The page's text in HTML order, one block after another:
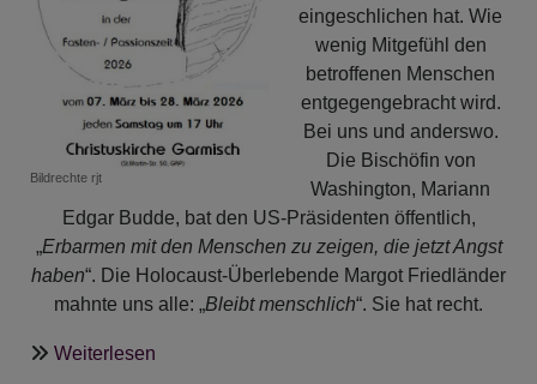
Bildrechte rjt
eingeschlichen hat. Wie
wenig Mitgefühl den
betroffenen Menschen
entgegengebracht wird.
Bei uns und anderswo.
Die Bischöfin von
Washington, Mariann
Edgar Budde, bat den US-Präsidenten öffentlich,
„Erbarmen mit den Menschen zu zeigen, die jetzt Angst
haben“. Die Holocaust-Überlebende Margot Friedländer
mahnte uns alle: „Bleibt menschlich“. Sie hat recht.
Weiterlesen